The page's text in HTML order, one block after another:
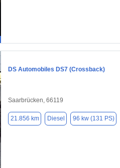
DS Automobiles DS7 (Crossback)
Saarbrücken, 66119
21.856 km Diesel 96 kw (131 PS)